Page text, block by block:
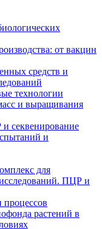
от вакцин
средств и
технологии
и выращивания
секвенирование
и
для
ПЦР и
процессов
растений в